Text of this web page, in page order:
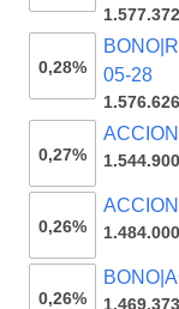
0,28%
05-28
0,27%
0,26%
0,26%